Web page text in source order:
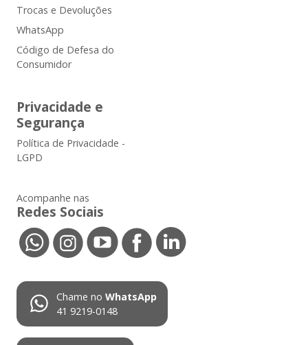
Trocas e Devoluções
WhatsApp
Código de Defesa do
Consumidor
Privacidade e
Segurança
Política de Privacidade -
LGPD
Acompanhe nas
Redes Sociais
Chame no WhatsApp
41 9219-0148